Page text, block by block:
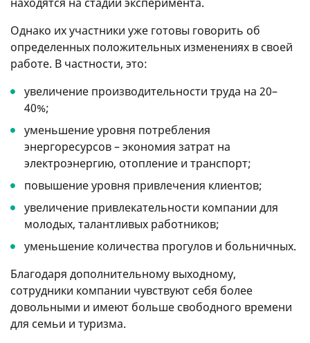
Однако их участники уже готовы говорить об
определенных положительных изменениях в своей
работе. В частности, это:
увеличение производительности труда на 20–
40%;
уменьшение уровня потребления
энергоресурсов – экономия затрат на
электроэнергию, отопление и транспорт;
повышение уровня привлечения клиентов;
увеличение привлекательности компании для
молодых, талантливых работников;
уменьшение количества прогулов и больничных.
Благодаря дополнительному выходному,
сотрудники компании чувствуют себя более
довольными и имеют больше свободного времени
для семьи и туризма.